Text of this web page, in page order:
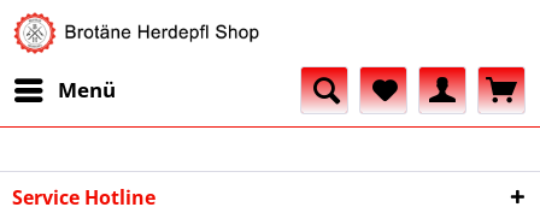
Menü
Service Hotline